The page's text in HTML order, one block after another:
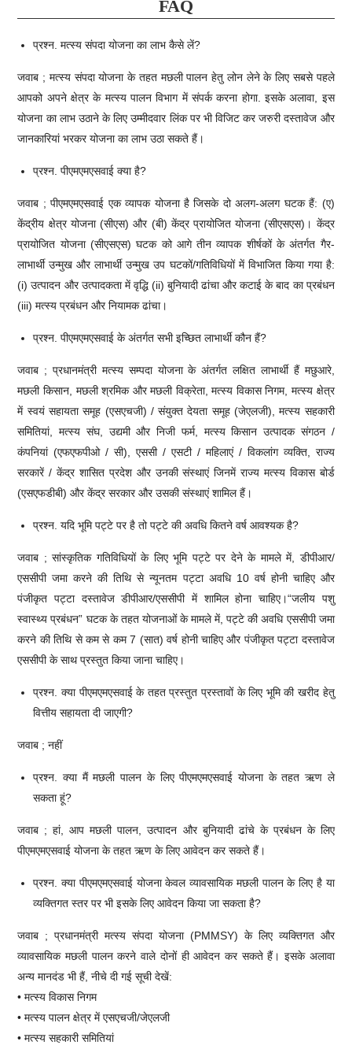
FAQ
प्रश्न. मत्स्य संपदा योजना का लाभ कैसे लें?
जवाब ; मत्स्य संपदा योजना के तहत मछली पालन हेतु लोन लेने के लिए सबसे पहले
आपको अपने क्षेत्र के मत्स्य पालन विभाग में संपर्क करना होगा. इसके अलावा, इस
योजना का लाभ उठाने के लिए उम्मीदवार लिंक पर भी विजिट कर जरुरी दस्तावेज और
जानकारियां भरकर योजना का लाभ उठा सकते हैं।
प्रश्न. पीएमएमएसवाई क्या है?
जवाब ; पीएमएमएसवाई एक व्यापक योजना है जिसके दो अलग-अलग घटक हैं: (ए)
केंद्रीय क्षेत्र योजना (सीएस) और (बी) केंद्र प्रायोजित योजना (सीएसएस)। केंद्र
प्रायोजित योजना (सीएसएस) घटक को आगे तीन व्यापक शीर्षकों के अंतर्गत गैर-
लाभार्थी उन्मुख और लाभार्थी उन्मुख उप घटकों/गतिविधियों में विभाजित किया गया है:
(i) उत्पादन और उत्पादकता में वृद्धि (ii) बुनियादी ढांचा और कटाई के बाद का प्रबंधन
(iii) मत्स्य प्रबंधन और नियामक ढांचा।
प्रश्न. पीएमएमएसवाई के अंतर्गत सभी इच्छित लाभार्थी कौन हैं?
जवाब ; प्रधानमंत्री मत्स्य सम्पदा योजना के अंतर्गत लक्षित लाभार्थी हैं मछुआरे,
मछली किसान, मछली श्रमिक और मछली विक्रेता, मत्स्य विकास निगम, मत्स्य क्षेत्र
में स्वयं सहायता समूह (एसएचजी) / संयुक्त देयता समूह (जेएलजी), मत्स्य सहकारी
समितियां, मत्स्य संघ, उद्यमी और निजी फर्म, मत्स्य किसान उत्पादक संगठन /
कंपनियां (एफएफपीओ / सी), एससी / एसटी / महिलाएं / विकलांग व्यक्ति, राज्य
सरकारें / केंद्र शासित प्रदेश और उनकी संस्थाएं जिनमें राज्य मत्स्य विकास बोर्ड
(एसएफडीबी) और केंद्र सरकार और उसकी संस्थाएं शामिल हैं।
प्रश्न. यदि भूमि पट्टे पर है तो पट्टे की अवधि कितने वर्ष आवश्यक है?
जवाब ; सांस्कृतिक गतिविधियों के लिए भूमि पट्टे पर देने के मामले में, डीपीआर/
एससीपी जमा करने की तिथि से न्यूनतम पट्टा अवधि 10 वर्ष होनी चाहिए और
पंजीकृत पट्टा दस्तावेज डीपीआर/एससीपी में शामिल होना चाहिए।“जलीय पशु
स्वास्थ्य प्रबंधन” घटक के तहत योजनाओं के मामले में, पट्टे की अवधि एससीपी जमा
करने की तिथि से कम से कम 7 (सात) वर्ष होनी चाहिए और पंजीकृत पट्टा दस्तावेज
एससीपी के साथ प्रस्तुत किया जाना चाहिए।
प्रश्न. क्या पीएमएमएसवाई के तहत प्रस्तुत प्रस्तावों के लिए भूमि की खरीद हेतु
वित्तीय सहायता दी जाएगी?
जवाब ; नहीं
प्रश्न. क्या मैं मछली पालन के लिए पीएमएमएसवाई योजना के तहत ऋण ले
सकता हूं?
जवाब ; हां, आप मछली पालन, उत्पादन और बुनियादी ढांचे के प्रबंधन के लिए
पीएमएमएसवाई योजना के तहत ऋण के लिए आवेदन कर सकते हैं।
प्रश्न. क्या पीएमएमएसवाई योजना केवल व्यावसायिक मछली पालन के लिए है या
व्यक्तिगत स्तर पर भी इसके लिए आवेदन किया जा सकता है?
जवाब ; प्रधानमंत्री मत्स्य संपदा योजना (PMMSY) के लिए व्यक्तिगत और
व्यावसायिक मछली पालन करने वाले दोनों ही आवेदन कर सकते हैं। इसके अलावा
अन्य मानदंड भी हैं, नीचे दी गई सूची देखें:
• मत्स्य विकास निगम
• मत्स्य पालन क्षेत्र में एसएचजी/जेएलजी
• मत्स्य सहकारी समितियां